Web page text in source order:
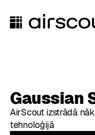
Gaussian
AirScout izstrādā
tehnoloģijā